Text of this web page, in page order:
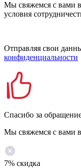
Мы свяжемся с вами
условия
Отправляя свои
конфиденциальности
Спасибо за
Мы свяжемся с вами
7% скидка